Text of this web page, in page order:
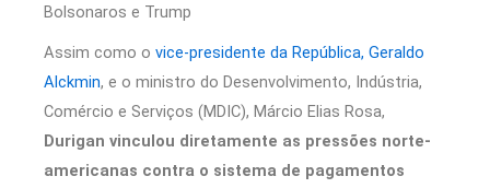
Bolsonaros e Trump
Assim como o vice-presidente da República, Geraldo
Alckmin, e o ministro do Desenvolvimento, Indústria,
Comércio e Serviços (MDIC), Márcio Elias Rosa,
Durigan vinculou diretamente as pressões norte-
americanas contra o sistema de pagamentos